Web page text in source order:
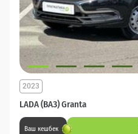
LADA (ВАЗ) Granta
2023
Ваш кешбек